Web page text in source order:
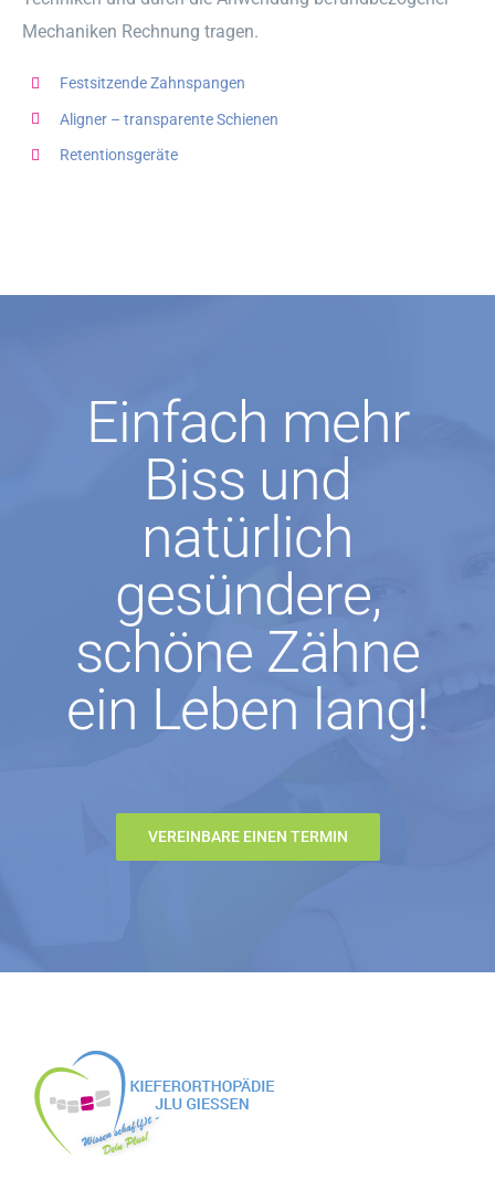
Mechaniken Rechnung tragen.
Festsitzende Zahnspangen
Aligner – transparente Schienen
Retentionsgeräte
Einfach mehr
Biss und
natürlich
gesündere,
schöne Zähne
ein Leben lang!
VEREINBARE EINEN TERMIN